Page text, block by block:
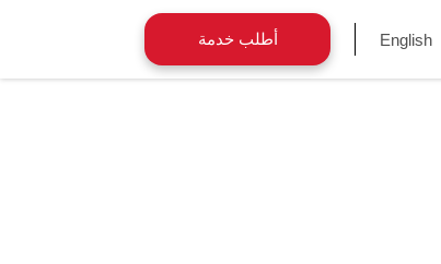
English أطلب خدمة